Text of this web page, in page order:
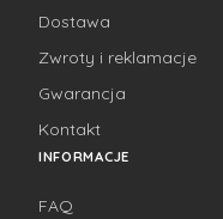
Dostawa
Zwroty i reklamacje
Gwarancja
Kontakt
INFORMACJE
FAQ